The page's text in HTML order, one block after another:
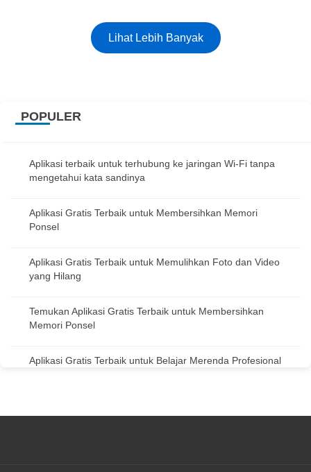
Lihat Lebih Banyak
POPULER
Aplikasi terbaik untuk terhubung ke jaringan Wi-Fi tanpa
mengetahui kata sandinya
Aplikasi Gratis Terbaik untuk Membersihkan Memori
Ponsel
Aplikasi Gratis Terbaik untuk Memulihkan Foto dan Video
yang Hilang
Temukan Aplikasi Gratis Terbaik untuk Membersihkan
Memori Ponsel
Aplikasi Gratis Terbaik untuk Belajar Merenda Profesional